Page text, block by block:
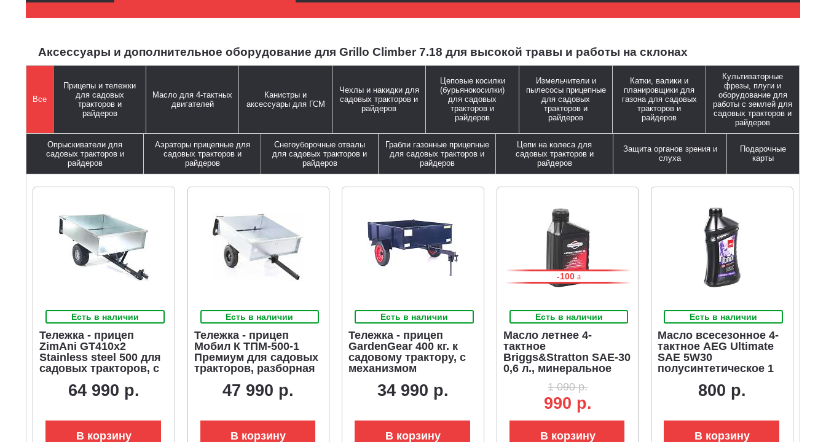
Аксессуары и дополнительное оборудование для Grillo Climber 7.18 для высокой травы и работы на склонах
Все
Прицепы и тележки
для садовых
тракторов и
райдеров
Масло для 4-тактных
двигателей
Канистры и
аксессуары для ГСМ
Чехлы и накидки для
садовых тракторов и
райдеров
Цеповые косилки
(бурьянокосилки)
для садовых
тракторов и
райдеров
Измельчители и
пылесосы прицепные
для садовых
тракторов и
райдеров
Катки, валики и
планировщики для
газона для садовых
тракторов и
райдеров
Культиваторные
фрезы, плуги и
оборудование для
работы с землей для
садовых тракторов и
райдеров
Опрыскиватели для
садовых тракторов и
райдеров
Аэраторы прицепные для
садовых тракторов и
райдеров
Снегоуборочные отвалы
для садовых тракторов и
райдеров
Грабли газонные прицепные
для садовых тракторов и
райдеров
Цепи на колеса для
садовых тракторов и
райдеров
Защита органов зрения и
слуха
Подарочные
карты
Есть в наличии
Тележка - прицеп
ZimAni GT410x2
Stainless steel 500 для
садовых тракторов, с
опрокидывания
(оцинкованной сталь,
64 990 р.
В корзину
Есть в наличии
Тележка - прицеп
Мобил К ТПМ-500-1
Премиум для садовых
тракторов, разборная
опрокидывания
(оцинкованная сталь,
кг)
47 990 р.
В корзину
Есть в наличии
Тележка - прицеп
GardenGear 400 кг. к
садовому трактору, с
механизмом
(1230х1000 мм, металл,
пневмоколеса, 60 кг)
34 990 р.
В корзину
-100
Есть в наличии
Масло летнее 4-
тактное
Briggs&Stratton SAE-30
0,6 л., минеральное
1 090 р.
990 р.
В корзину
Есть в наличии
Масло всесезонное 4-
тактное AEG Ultimate
SAE 5W30
полусинтетическое 1
800 р.
В корзину